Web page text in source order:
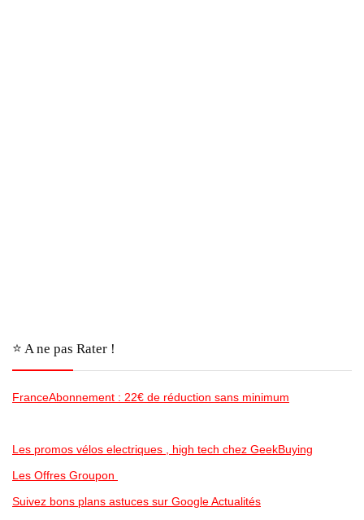
⭐️ A ne pas Rater !
FranceAbonnement : 22€ de réduction sans minimum
Les promos vélos electriques , high tech chez GeekBuying
Les Offres Groupon
Suivez bons plans astuces sur Google Actualités